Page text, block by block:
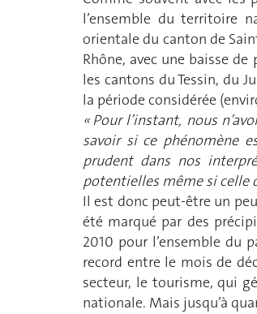
l’ensemble du territoire
orientale du canton de
Rhône, avec une baisse
les cantons du Tessin, du
la période considérée
« Pour l’instant, nous
savoir si ce phénomène
prudent dans nos
potentielles même si celle
Il est donc peut-être un
été marqué par des
2010 pour l’ensemble du
record entre le mois de
secteur, le tourisme, qui
nationale. Mais jusqu’à